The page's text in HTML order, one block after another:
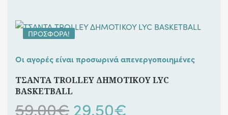
ΠΡΟΣΦΟΡΆ!
Οι αγορές είναι προσωρινά απενεργοποιημένες
ΤΣΑΝΤΑ TROLLEY ΔΗΜΟΤΙΚΟΥ LYC
BASKETBALL
59,00€ Original
29,50€